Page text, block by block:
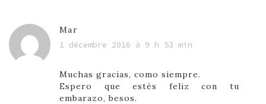
Mar
1 décembre 2016 à 9 h 53 min
Muchas gracias, como siempre.
Espero que estés feliz con tu
embarazo, besos.